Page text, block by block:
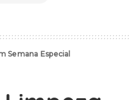
Semana Especial